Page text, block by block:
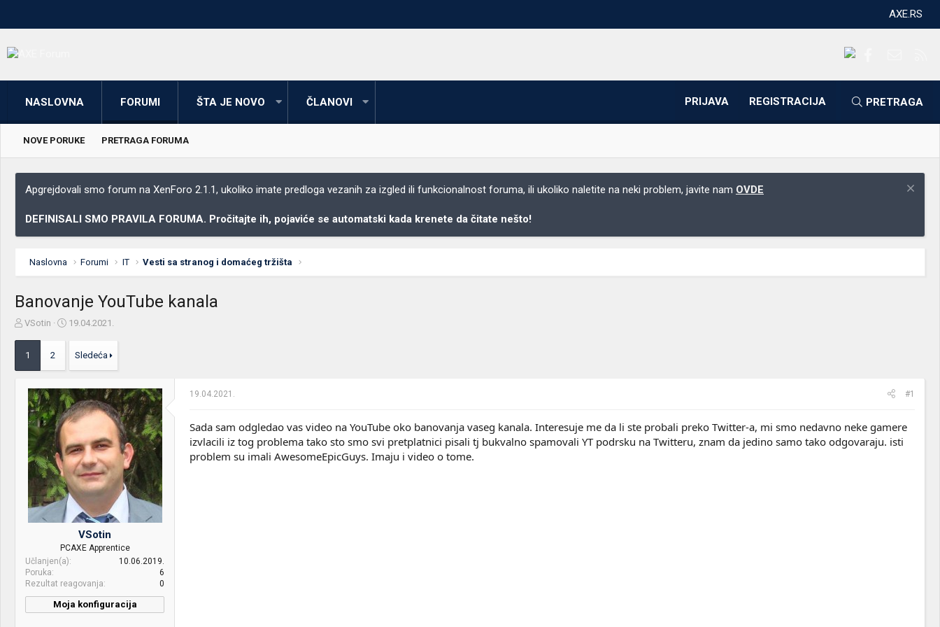
AXE.RS
NASLOVNA FORUMI ŠTA JE NOVO ČLANOVI PRIJAVA REGISTRACIJA PRETRAGA
NOVE PORUKE PRETRAGA FORUMA
Apgrejdovali smo forum na XenForo 2.1.1, ukoliko imate predloga vezanih za izgled ili funkcionalnost foruma, ili ukoliko naletite na neki problem, javite nam OVDE
DEFINISALI SMO PRAVILA FORUMA. Pročitajte ih, pojaviće se automatski kada krenete da čitate nešto!
Naslovna Forumi IT Vesti sa stranog i domaćeg tržišta
Banovanje YouTube kanala
Z
e
t
k
m
e
VSotin
D
m
o
k
r
e
t
a
n
j
a
19.04.2021.
1 2 Sledeća
VSotin
PCAXE Apprentice
Učlanjen(a)
10.06.2019.
Poruka
6
Rezultat reagovanja
0
Moja konfiguracija
19.04.2021. #1
Sada sam odgledao vas video na YouTube oko banovanja vaseg kanala. Interesuje me da li ste probali preko Twitter-a, mi smo nedavno neke gamere
izvlacili iz tog problema tako sto smo svi pretplatnici pisali tj bukvalno spamovali YT podrsku na Twitteru, znam da jedino samo tako odgovaraju. isti
problem su imali AwesomeEpicGuys. Imaju i video o tome.